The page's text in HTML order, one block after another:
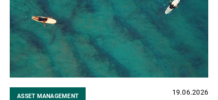
ASSET MANAGEMENT 19.06.2026